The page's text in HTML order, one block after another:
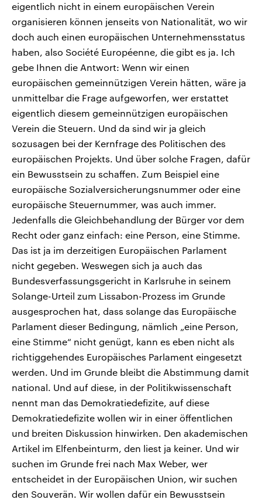
eigentlich nicht in einem europäischen Verein
organisieren können jenseits von Nationalität, wo wir
doch auch einen europäischen Unternehmensstatus
haben, also Société Européenne, die gibt es ja. Ich
gebe Ihnen die Antwort: Wenn wir einen
europäischen gemeinnützigen Verein hätten, wäre ja
unmittelbar die Frage aufgeworfen, wer erstattet
eigentlich diesem gemeinnützigen europäischen
Verein die Steuern. Und da sind wir ja gleich
sozusagen bei der Kernfrage des Politischen des
europäischen Projekts. Und über solche Fragen, dafür
ein Bewusstsein zu schaffen. Zum Beispiel eine
europäische Sozialversicherungsnummer oder eine
europäische Steuernummer, was auch immer.
Jedenfalls die Gleichbehandlung der Bürger vor dem
Recht oder ganz einfach: eine Person, eine Stimme.
Das ist ja im derzeitigen Europäischen Parlament
nicht gegeben. Weswegen sich ja auch das
Bundesverfassungsgericht in Karlsruhe in seinem
Solange-Urteil zum Lissabon-Prozess im Grunde
ausgesprochen hat, dass solange das Europäische
Parlament dieser Bedingung, nämlich „eine Person,
eine Stimme“ nicht genügt, kann es eben nicht als
richtiggehendes Europäisches Parlament eingesetzt
werden. Und im Grunde bleibt die Abstimmung damit
national. Und auf diese, in der Politikwissenschaft
nennt man das Demokratiedefizite, auf diese
Demokratiedefizite wollen wir in einer öffentlichen
und breiten Diskussion hinwirken. Den akademischen
Artikel im Elfenbeinturm, den liest ja keiner. Und wir
suchen im Grunde frei nach Max Weber, wer
entscheidet in der Europäischen Union, wir suchen
den Souverän. Wir wollen dafür ein Bewusstsein